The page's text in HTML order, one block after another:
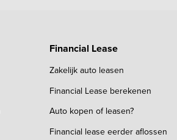
Financial Lease
Zakelijk auto leasen
Financial Lease berekenen
Auto kopen of leasen?
Financial lease eerder aflossen